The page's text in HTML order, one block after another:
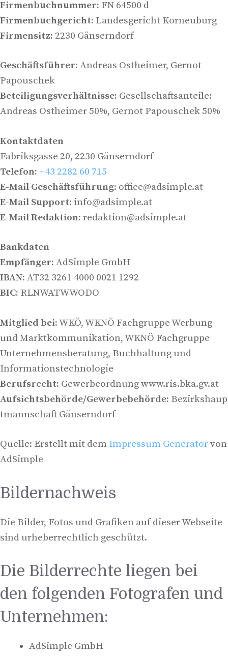
Firmenbuchnummer: FN 64500 d
Firmenbuchgericht: Landesgericht Korneuburg
Firmensitz: 2230 Gänserndorf
Geschäftsführer: Andreas Ostheimer, Gernot
Papouschek
Beteiligungsverhältnisse: Gesellschaftsanteile:
Andreas Ostheimer 50%, Gernot Papouschek 50%
Kontaktdaten
Fabriksgasse 20, 2230 Gänserndorf
Telefon: +43 2282 60 715
E-Mail Geschäftsführung: office@adsimple.at
E-Mail Support: info@adsimple.at
E-Mail Redaktion: redaktion@adsimple.at
Bankdaten
Empfänger: AdSimple GmbH
IBAN: AT32 3261 4000 0021 1292
BIC: RLNWATWWODO
Mitglied bei:WKÖ, WKNÖ Fachgruppe Werbung
und Marktkommunikation, WKNÖ Fachgruppe
Unternehmensberatung, Buchhaltung und
Informationstechnologie
Berufsrecht: Gewerbeordnung www.ris.bka.gv.at
Aufsichtsbehörde/Gewerbebehörde: Bezirkshaup
tmannschaft Gänserndorf
Quelle: Erstellt mit dem Impressum Generatorvon
AdSimple
Bildernachweis
Die Bilder, Fotos und Grafiken auf dieser Webseite
sind urheberrechtlich geschützt.
Die Bilderrechte liegen bei
den folgenden Fotografen und
Unternehmen:
AdSimple GmbH